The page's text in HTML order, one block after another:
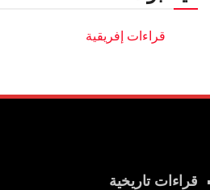
قراءات تاريخية